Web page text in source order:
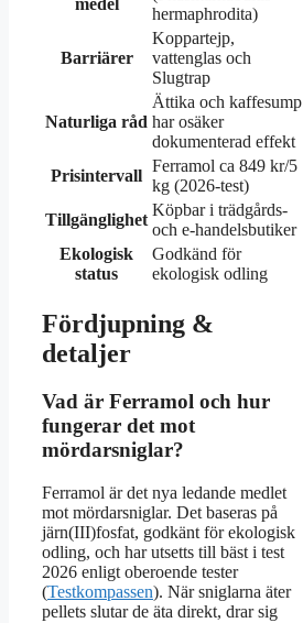
hermaphrodita)
Barriärer
Koppartejp,
vattenglas och
Slugtrap
Naturliga råd
Ättika och kaffesump
har osäker
dokumenterad effekt
Prisintervall
Ferramol ca 849 kr/5
kg (2026-test)
Tillgänglighet
Köpbar i trädgårds-
och e-handelsbutiker
Ekologisk
status
Godkänd för
ekologisk odling
Fördjupning &
detaljer
Vad är Ferramol och hur
fungerar det mot
mördarsniglar?
Ferramol är det nya ledande medlet
mot mördarsniglar. Det baseras på
järn(III)fosfat, godkänt för ekologisk
odling, och har utsetts till bäst i test
2026 enligt oberoende tester
(Testkompassen). När sniglarna äter
pellets slutar de äta direkt, drar sig